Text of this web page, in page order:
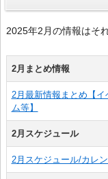
2025年2月の情報はそ
2月まとめ情報
2月最新情報まとめ【
ム等】
2月スケジュール
2月スケジュール/カレ